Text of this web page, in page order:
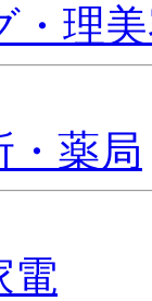
・理
・薬局
電